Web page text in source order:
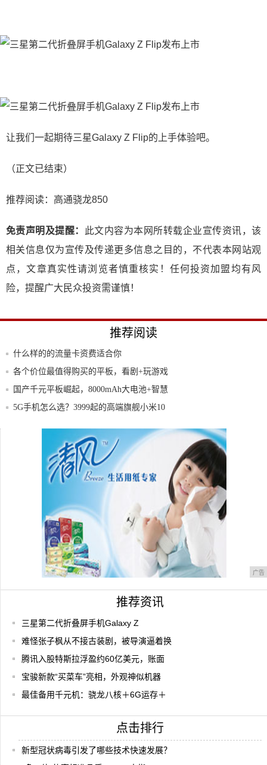
让我们一起期待三星Galaxy Z Flip的上手体验吧。
（正文已结束）
推荐阅读： 高通骁龙850
免责声明及提醒：
此文内容为本网所转载企业宣传资讯，该
相关信息仅为宣传及传递更多信息之目的，不代表本网站观
点，文章真实性请浏览者慎重核实！任何投资加盟均有风
险，提醒广大民众投资需谨慎！
推荐阅读
什么样的的流量卡资费适合你
各个价位最值得购买的平板，看剧+玩游戏
+创作
国产千元平板崛起，8000mAh大电池+智慧
5G手机怎么选？3999起的高端旗舰小米10
iPhone 11：畅销之时，还是说再见吧
广告
推荐资讯
三星第二代折叠屏手机Galaxy Z
难怪张子枫从不接古装剧，被导演逼着换
腾讯入股特斯拉浮盈约60亿美元，账面
宝骏新款“买菜车”亮相，外观神似机器
最佳备用千元机：骁龙八核＋6G运存＋
点击排行
新型冠状病毒引发了哪些技术快速发展？